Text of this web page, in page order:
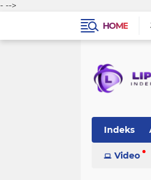
- -->
HOME
Indeks
Peristiwa
Video